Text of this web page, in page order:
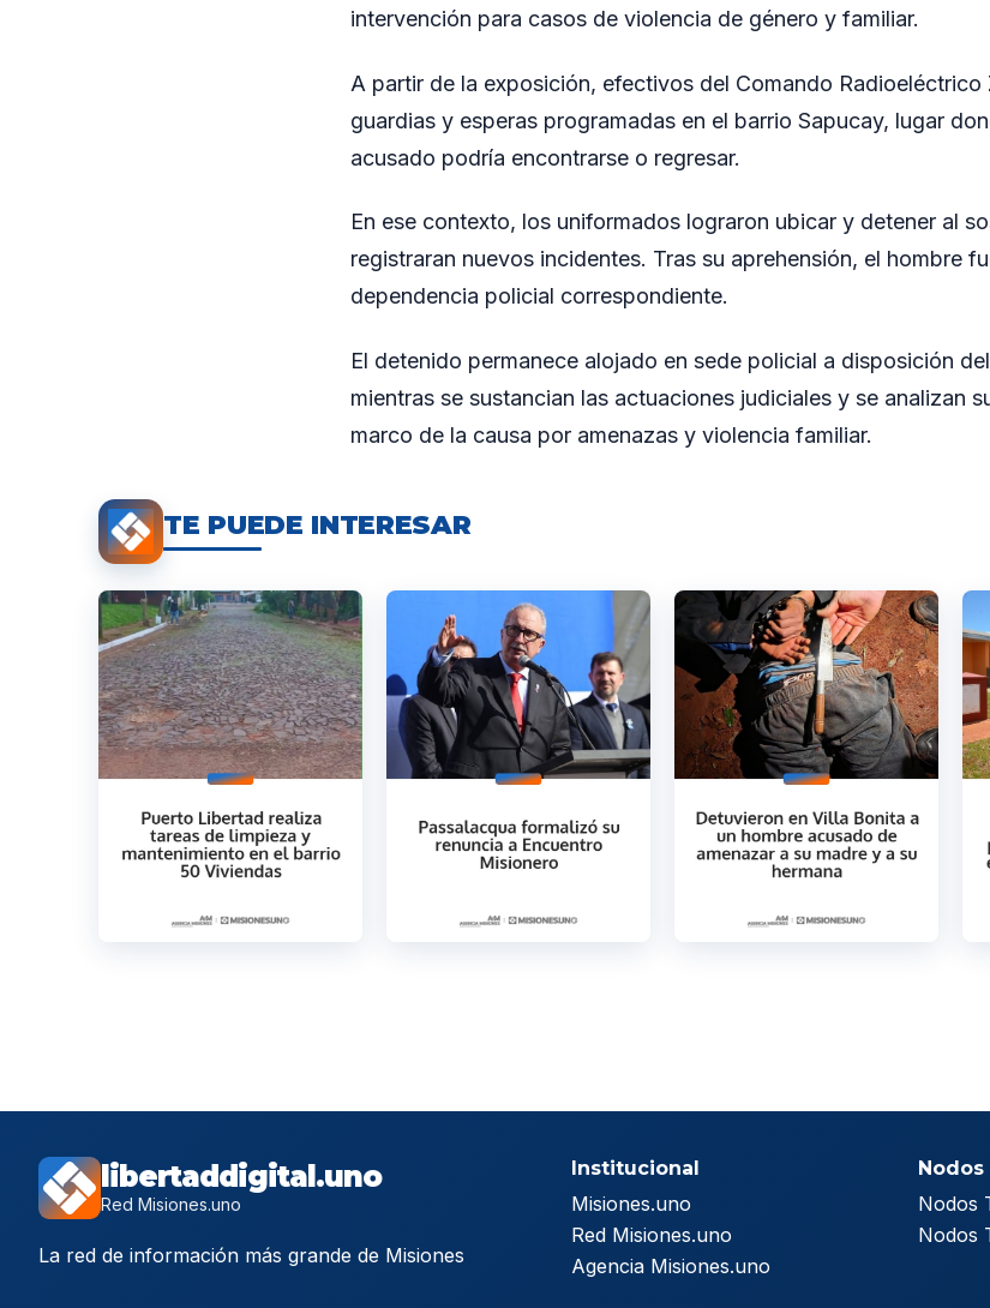
intervención para casos de violencia de género y familiar.
A partir de la exposición, efectivos del Comando Radioeléctrico
guardias y esperas programadas en el barrio Sapucay, lugar
acusado podría encontrarse o regresar.
En ese contexto, los uniformados lograron ubicar y detener al
registraran nuevos incidentes. Tras su aprehensión, el hombre
dependencia policial correspondiente.
El detenido permanece alojado en sede policial a disposición
mientras se sustancian las actuaciones judiciales y se analizan
marco de la causa por amenazas y violencia familiar.
TE PUEDE INTERESAR
libertaddigital.uno
Red Misiones.uno
La red de información más grande de Misiones
Institucional
Misiones.uno
Red Misiones.uno
Agencia Misiones.uno
Nodos
Nodos
Nodos